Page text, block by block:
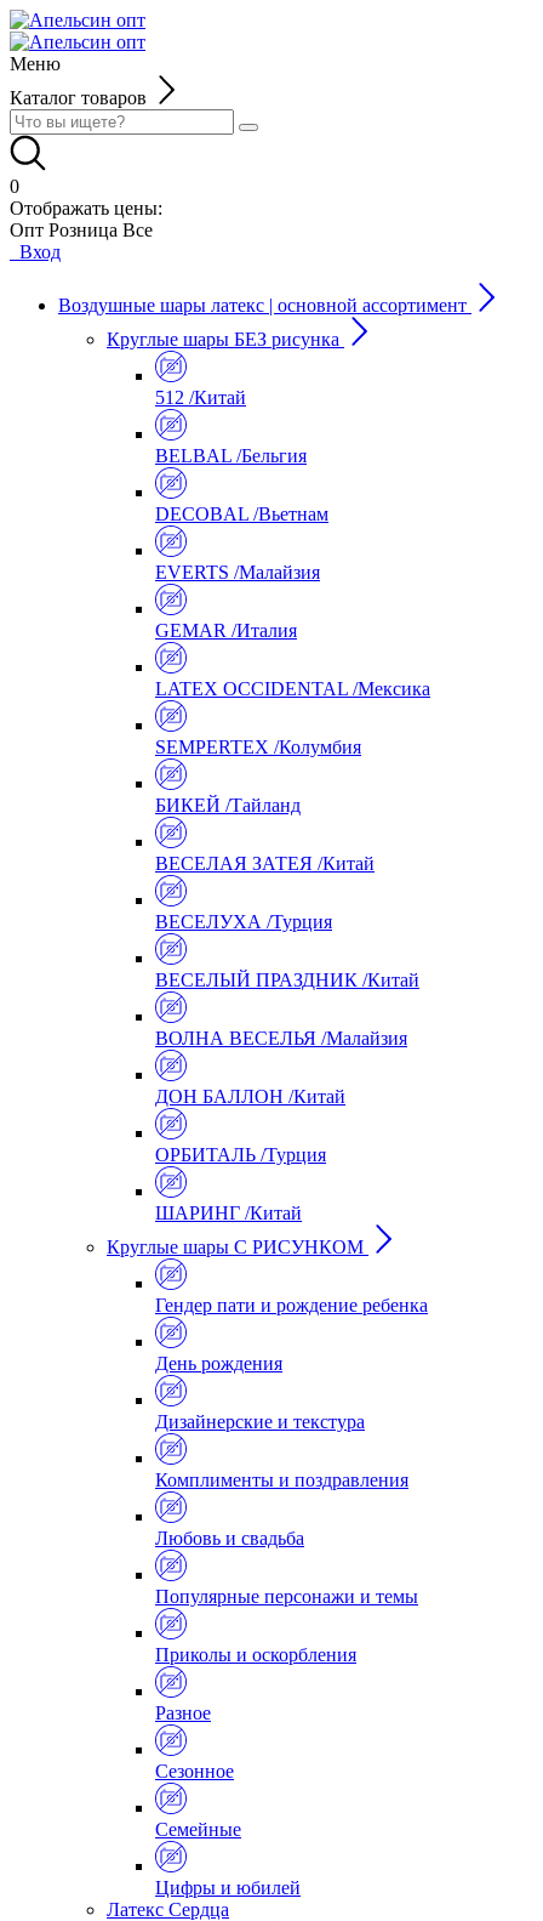
Меню
Каталог товаров
0
Отображать цены:
Опт Розница Все
Вход
Воздушные шары латекс | основной ассортимент
Круглые шары БЕЗ рисунка
512 /Китай
BELBAL /Бельгия
DECOBAL /Вьетнам
EVERTS /Малайзия
GEMAR /Италия
LATEX OCCIDENTAL /Мексика
SEMPERTEX /Колумбия
БИКЕЙ /Тайланд
ВЕСЕЛАЯ ЗАТЕЯ /Китай
ВЕСЕЛУХА /Турция
ВЕСЕЛЫЙ ПРАЗДНИК /Китай
ВОЛНА ВЕСЕЛЬЯ /Малайзия
ДОН БАЛЛОН /Китай
ОРБИТАЛЬ /Турция
ШАРИНГ /Китай
Круглые шары С РИСУНКОМ
Гендер пати и рождение ребенка
День рождения
Дизайнерские и текстура
Комплименты и поздравления
Любовь и свадьба
Популярные персонажи и темы
Приколы и оскорбления
Разное
Сезонное
Семейные
Цифры и юбилей
Латекс Сердца